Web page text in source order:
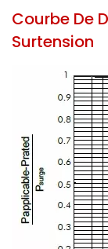
Courbe De
Surtension